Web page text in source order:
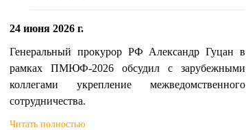
24 июня 2026 г.
Генеральный прокурор РФ Александр Гуцан в
рамках ПМЮФ-2026 обсудил с зарубежными
коллегами укрепление межведомственного
сотрудничества.
Читать полностью